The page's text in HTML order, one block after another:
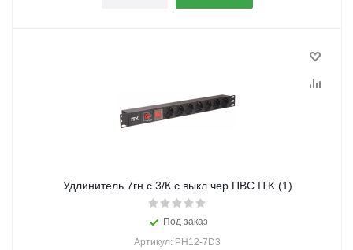
Удлинитель 7гн с 3/К с выкл чер ПВС ITK (1)
Под заказ
Артикул: PH12-7D3